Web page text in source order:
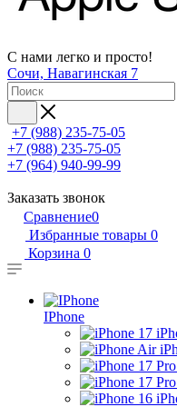
С нами легко и просто!
Сочи, Навагинская 7
+7 (988) 235-75-05
+7 (988) 235-75-05
+7 (964) 940-99-99
Заказать звонок
Сравнение0
Избранные товары 0
Корзина 0
IPhone